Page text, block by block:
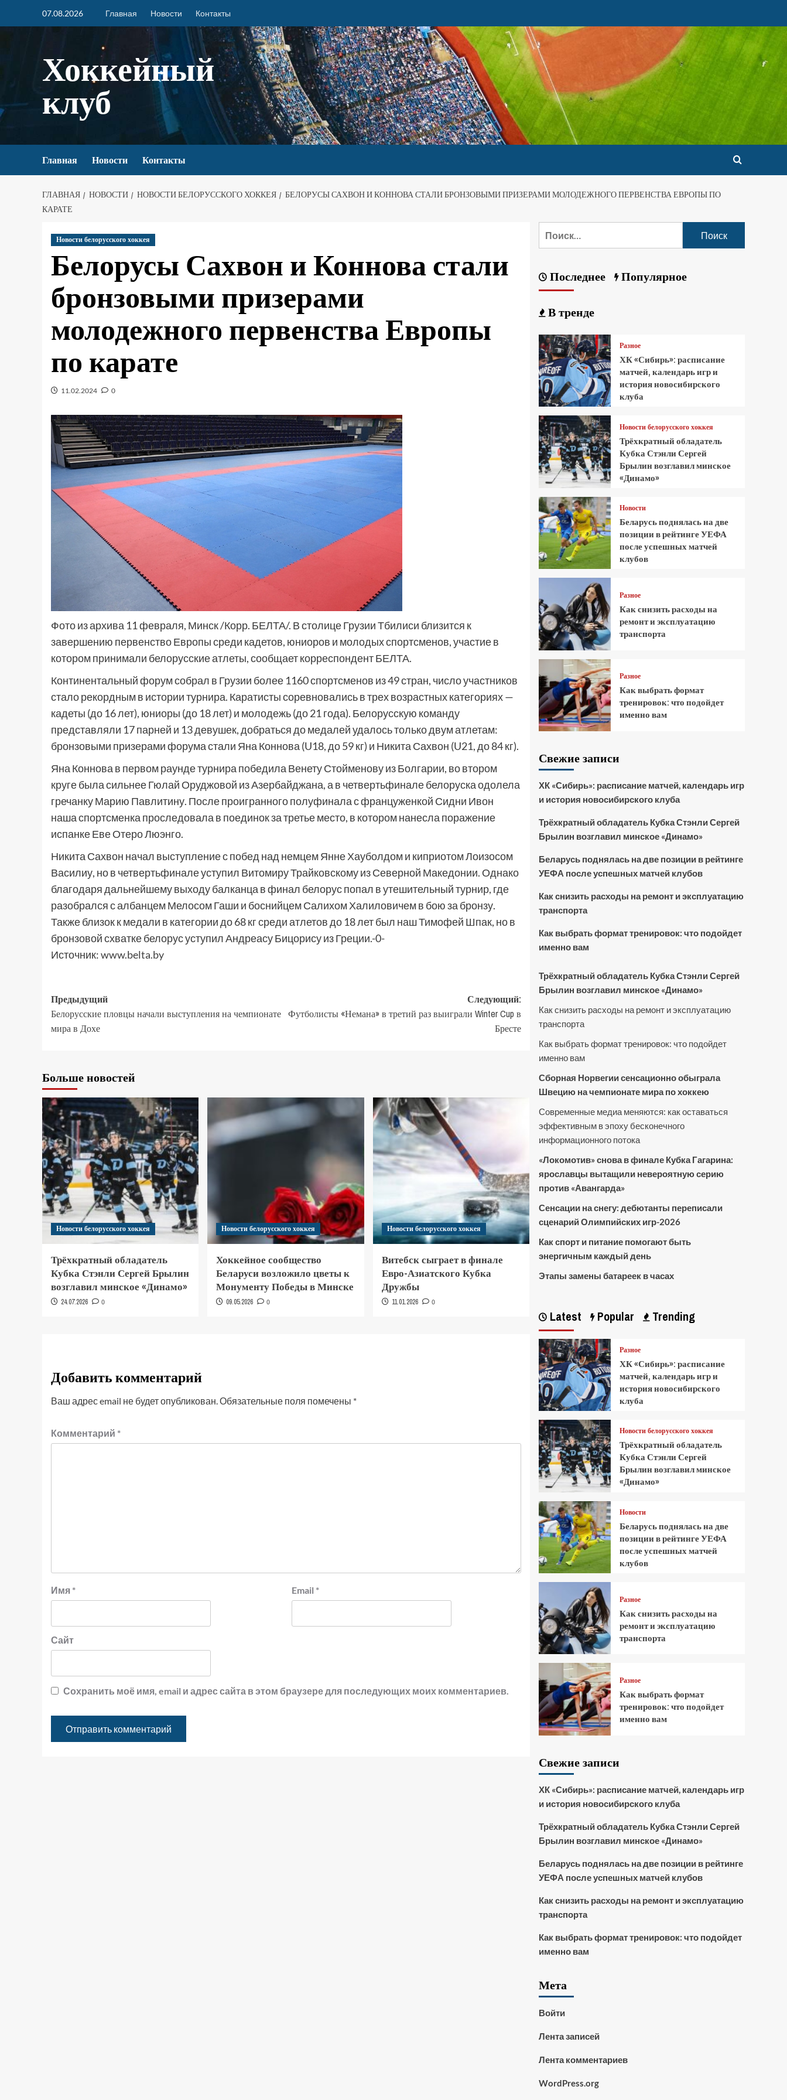
07.08.2026 Главная Новости Контакты
Хоккейный
клуб
Главная Новости Контакты
ГЛАВНАЯ НОВОСТИ НОВОСТИ БЕЛОРУССКОГО ХОККЕЯ
БЕЛОРУСЫ САХВОН И КОННОВА СТАЛИ БРОНЗОВЫМИ ПРИЗЕРАМИ МОЛОДЕЖНОГО ПЕРВЕНСТВА ЕВРОПЫ ПО
КАРАТЕ
Новости белорусского хоккея
Белорусы Сахвон и Коннова стали
бронзовыми призерами
молодежного первенства Европы
по карате
11.02.2024 0
Фото из архива 11 февраля, Минск /Корр. БЕЛТА/. В столице Грузии Тбилиси близится к
завершению первенство Европы среди кадетов, юниоров и молодых спортсменов, участие в
котором принимали белорусские атлеты, сообщает корреспондент БЕЛТА.
Континентальный форум собрал в Грузии более 1160 спортсменов из 49 стран, число участников
стало рекордным в истории турнира. Каратисты соревновались в трех возрастных категориях —
кадеты (до 16 лет), юниоры (до 18 лет) и молодежь (до 21 года). Белорусскую команду
представляли 17 парней и 13 девушек, добраться до медалей удалось только двум атлетам:
бронзовыми призерами форума стали Яна Коннова (U18, до 59 кг) и Никита Сахвон (U21, до 84 кг).
Яна Коннова в первом раунде турнира победила Венету Стойменову из Болгарии, во втором
круге была сильнее Гюлай Оруджовой из Азербайджана, а в четвертьфинале белоруска одолела
гречанку Марию Павлитину. После проигранного полуфинала с француженкой Сидни Ивон
наша спортсменка проследовала в поединок за третье место, в котором нанесла поражение
испанке Еве Отеро Люэнго.
Никита Сахвон начал выступление с побед над немцем Янне Хауболдом и киприотом Лоизосом
Василиу, но в четвертьфинале уступил Витомиру Трайковскому из Северной Македонии. Однако
благодаря дальнейшему выходу балканца в финал белорус попал в утешительный турнир, где
разобрался с албанцем Мелосом Гаши и боснийцем Салихом Халиловичем в бою за бронзу.
Также близок к медали в категории до 68 кг среди атлетов до 18 лет был наш Тимофей Шпак, но в
бронзовой схватке белорус уступил Андреасу Бицорису из Греции.-0-
Источник:www.belta.by
Предыдущий
Белорусские пловцы начали выступления на чемпионате
мира в Дохе
Следующий:
Футболисты «Немана» в третий раз выиграли Winter Cup в
Бресте
Больше новостей
Новости белорусского хоккея
Трёхкратный обладатель
Кубка Стэнли Сергей Брылин
возглавил минское «Динамо»
24.07.2026 0
Новости белорусского хоккея
Хоккейное сообщество
Беларуси возложило цветы к
Монументу Победы в Минске
09.05.2026 0
Новости белорусского хоккея
Витебск сыграет в финале
Евро-Азиатского Кубка
Дружбы
11.01.2026 0
Добавить комментарий
Ваш адрес email не будет опубликован.Обязательные поля помечены *
Комментарий *
Имя * Email *
Сайт
Сохранить моё имя, email и адрес сайта в этом браузере для последующих моих комментариев.
Последнее Популярное
В тренде
Разное
ХК «Сибирь»: расписание
матчей, календарь игр и
история новосибирского
клуба
Новости белорусского хоккея
Трёхкратный обладатель
Кубка Стэнли Сергей
Брылин возглавил минское
«Динамо»
Новости
Беларусь поднялась на две
позиции в рейтинге УЕФА
после успешных матчей
клубов
Разное
Как снизить расходы на
ремонт и эксплуатацию
транспорта
Разное
Как выбрать формат
тренировок: что подойдет
именно вам
Свежие записи
ХК «Сибирь»: расписание матчей, календарь игр
и история новосибирского клуба
Трёхкратный обладатель Кубка Стэнли Сергей
Брылин возглавил минское «Динамо»
Беларусь поднялась на две позиции в рейтинге
УЕФА после успешных матчей клубов
Как снизить расходы на ремонт и эксплуатацию
транспорта
Как выбрать формат тренировок: что подойдет
именно вам
Трёхкратный обладатель Кубка Стэнли Сергей
Брылин возглавил минское «Динамо»
Как снизить расходы на ремонт и эксплуатацию
транспорта
Как выбрать формат тренировок: что подойдет
именно вам
Сборная Норвегии сенсационно обыграла
Швецию на чемпионате мира по хоккею
Современные медиа меняются: как оставаться
эффективным в эпоху бесконечного
информационного потока
«Локомотив» снова в финале Кубка Гагарина:
ярославцы вытащили невероятную серию
против «Авангарда»
Сенсации на снегу: дебютанты переписали
сценарий Олимпийских игр-2026
Как спорт и питание помогают быть
энергичным каждый день
Этапы замены батареек в часах
Latest Popular Trending
Разное
ХК «Сибирь»: расписание
матчей, календарь игр и
история новосибирского
клуба
Новости белорусского хоккея
Трёхкратный обладатель
Кубка Стэнли Сергей
Брылин возглавил минское
«Динамо»
Новости
Беларусь поднялась на две
позиции в рейтинге УЕФА
после успешных матчей
клубов
Разное
Как снизить расходы на
ремонт и эксплуатацию
транспорта
Разное
Как выбрать формат
тренировок: что подойдет
именно вам
Свежие записи
ХК «Сибирь»: расписание матчей, календарь игр
и история новосибирского клуба
Трёхкратный обладатель Кубка Стэнли Сергей
Брылин возглавил минское «Динамо»
Беларусь поднялась на две позиции в рейтинге
УЕФА после успешных матчей клубов
Как снизить расходы на ремонт и эксплуатацию
транспорта
Как выбрать формат тренировок: что подойдет
именно вам
Мета
Войти
Лента записей
Лента комментариев
WordPress.org